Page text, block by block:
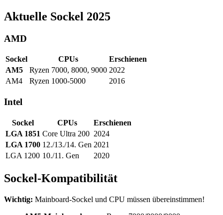
Aktuelle Sockel 2025
AMD
Sockel CPUs
Erschienen
AM5
Ryzen 7000, 8000, 9000 2022
AM4
Ryzen 1000-5000 2016
Intel
Sockel CPUs
Erschienen
LGA 1851 Core Ultra 200 2024
LGA 1700 12./13./14. Gen 2021
LGA 1200 10./11. Gen 2020
Sockel-Kompatibilität
Wichtig: Mainboard-Sockel und CPU müssen übereinstimmen!